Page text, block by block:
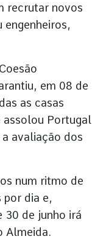
recrutar novos
em 08 de
as casas
assolou Portugal
avaliação dos
num ritmo de
por dia e,
30 de junho irá
Almeida.